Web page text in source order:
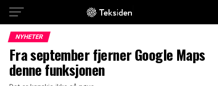
NYHETER
Fra september fjerner Google Maps
denne funksjonen